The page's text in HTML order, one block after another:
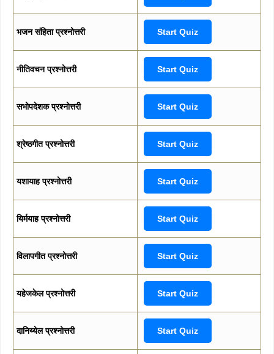
भजन संहिता प्रश्नोत्तरी Start Quiz
नीतिवचन प्रश्नोत्तरी Start Quiz
सभोपदेशक प्रश्नोत्तरी Start Quiz
श्रेष्ठगीत प्रश्नोत्तरी Start Quiz
यशायाह प्रश्नोत्तरी Start Quiz
यिर्मयाह प्रश्नोत्तरी Start Quiz
विलापगीत प्रश्नोत्तरी Start Quiz
यहेजकेल प्रश्नोत्तरी Start Quiz
दानिय्येल प्रश्नोत्तरी Start Quiz